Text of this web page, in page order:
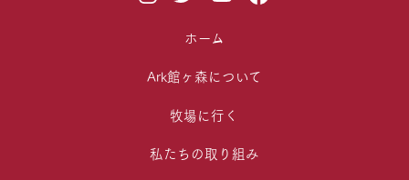
ホーム
Ark館ヶ森について
牧場に行く
私たちの取り組み